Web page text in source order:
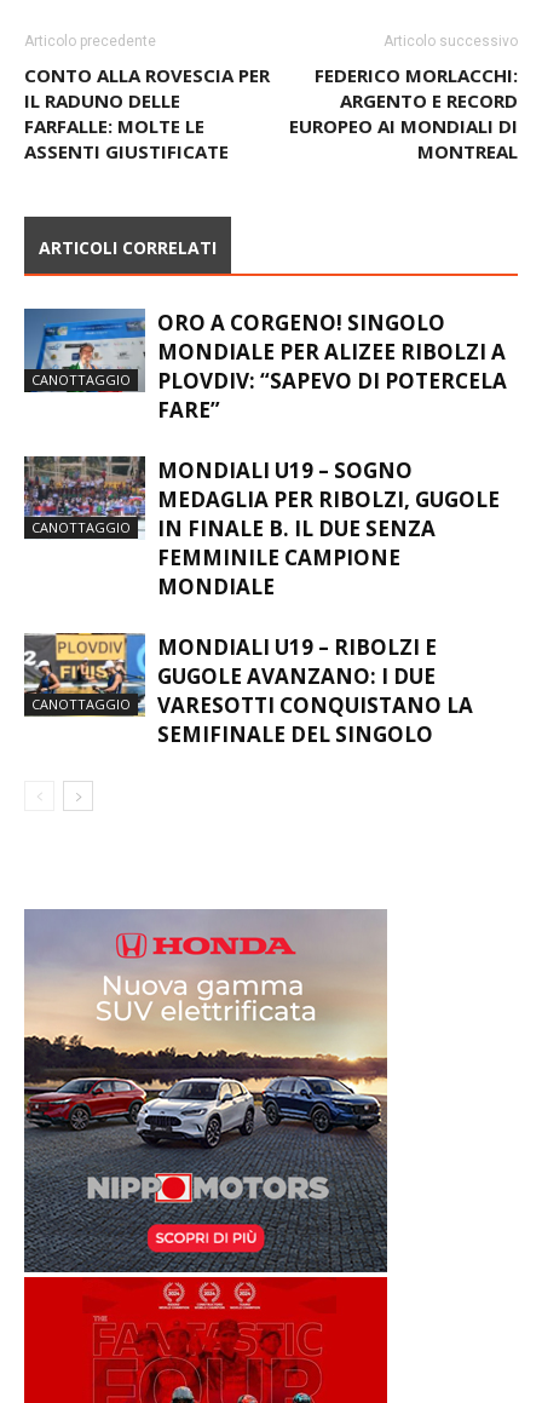
Articolo precedente
CONTO ALLA ROVESCIA PER
IL RADUNO DELLE
FARFALLE: MOLTE LE
ASSENTI GIUSTIFICATE
Articolo successivo
FEDERICO MORLACCHI:
ARGENTO E RECORD
EUROPEO AI MONDIALI DI
MONTREAL
ARTICOLI CORRELATI
CANOTTAGGIO
ORO A CORGENO! SINGOLO
MONDIALE PER ALIZEE RIBOLZI A
PLOVDIV: “SAPEVO DI POTERCELA
FARE”
CANOTTAGGIO
MONDIALI U19 – SOGNO
MEDAGLIA PER RIBOLZI, GUGOLE
IN FINALE B. IL DUE SENZA
FEMMINILE CAMPIONE
MONDIALE
CANOTTAGGIO
MONDIALI U19 – RIBOLZI E
GUGOLE AVANZANO: I DUE
VARESOTTI CONQUISTANO LA
SEMIFINALE DEL SINGOLO